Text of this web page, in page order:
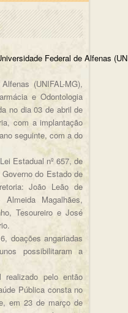
Universidade Federal
(UNIFAL-MG),
e Odontologia
no dia 03 de abril de
com a implantação
seguinte, com a do
Estadual nº 657, de
do Estado de
João Leão de
Magalhães,
Tesoureiro e José
doações angariadas
possibilitaram a
realizado pelo então
Pública consta no
em 23 de março de